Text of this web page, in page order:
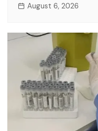
August 6, 2026